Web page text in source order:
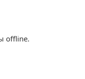
offline.